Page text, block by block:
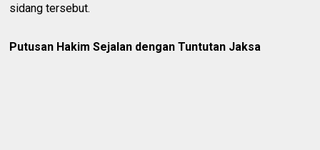
sidang tersebut.
Putusan Hakim Sejalan dengan Tuntutan Jaksa